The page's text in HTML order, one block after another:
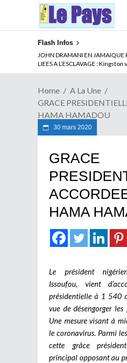
Flash Infos
JOHN DRAMANI EN JAMAIQUE
LIEES A L’ESCLAVAGE :
Home
A La Une
GRACE
HAMA HAMADOU
30 mars 2020
GRACE
HAMA
Le président
Issoufou, vient
présidentielle à 1 540
vue de désengorger les
Une mesure visant à
le coronavirus. Parmi
cette grâce
principal opposant au